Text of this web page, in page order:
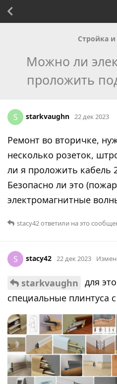
Стройка
Можно ли
проложить
S starkvaughn 22 дек 2023
Ремонт во вторичке,
несколько розеток,
ли я проложить кабель
Безопасно ли это
электромагнитные
stacy42ответили на это
S stacy42 22 дек 2023
starkvaughn для
специальные плинтуса